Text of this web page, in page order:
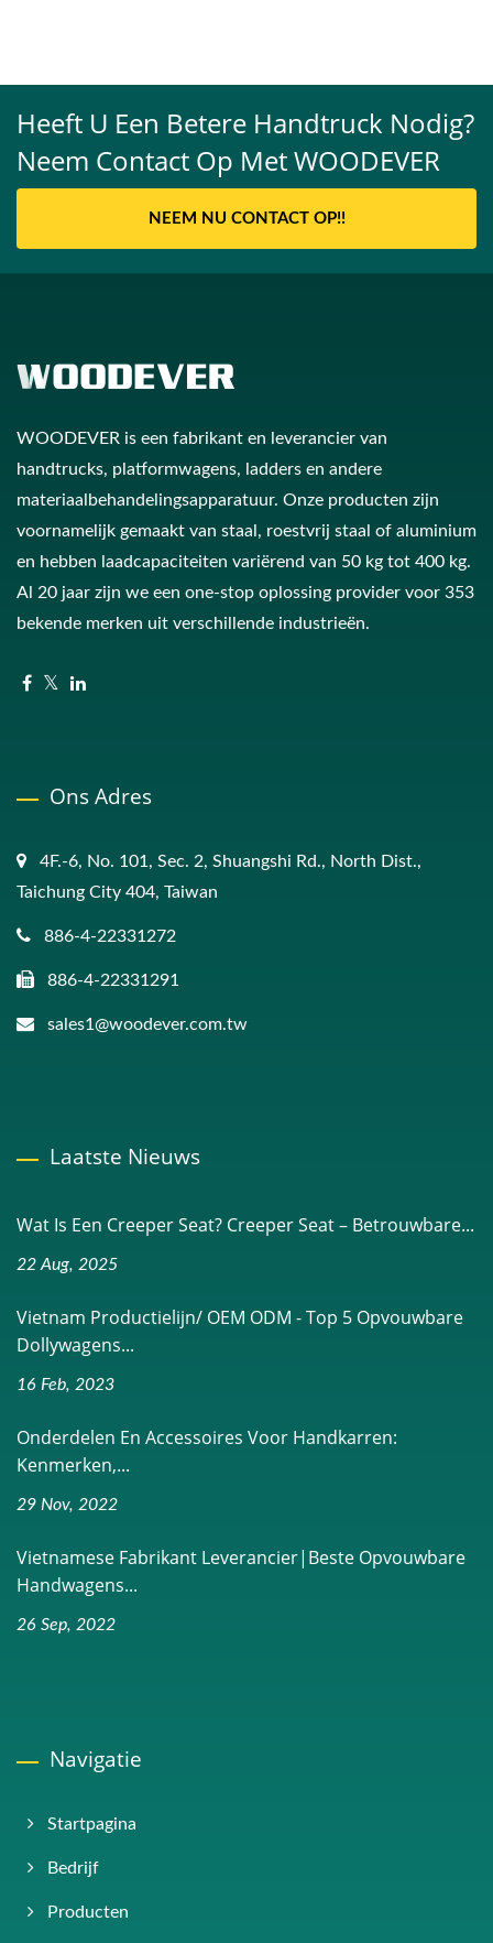
Heeft U Een Betere Handtruck Nodig?
Neem Contact Op Met WOODEVER
NEEM NU CONTACT OP!!
WOODEVER is een fabrikant en leverancier van
handtrucks, platformwagens, ladders en andere
materiaalbehandelingsapparatuur. Onze producten zijn
voornamelijk gemaakt van staal, roestvrij staal of aluminium
en hebben laadcapaciteiten variërend van 50 kg tot 400 kg.
Al 20 jaar zijn we een one-stop oplossing provider voor 353
bekende merken uit verschillende industrieën.
Ons Adres
4F.-6, No. 101, Sec. 2, Shuangshi Rd., North Dist.,
Taichung City 404, Taiwan
886-4-22331272
886-4-22331291
sales1@woodever.com.tw
Laatste Nieuws
Wat Is Een Creeper Seat? Creeper Seat – Betrouwbare...
22 Aug, 2025
Vietnam Productielijn/ OEM ODM - Top 5 Opvouwbare
Dollywagens...
16 Feb, 2023
Onderdelen En Accessoires Voor Handkarren:
Kenmerken,...
29 Nov, 2022
Vietnamese Fabrikant Leverancier|Beste Opvouwbare
Handwagens...
26 Sep, 2022
Navigatie
Startpagina
Bedrijf
Producten